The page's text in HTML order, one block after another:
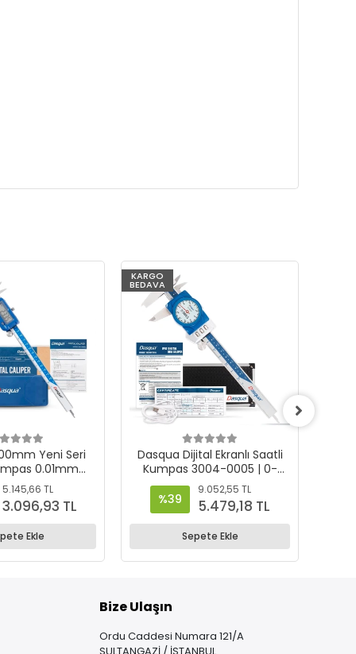
Yeni Seri
0.01mm
– 2000-2010
5.145,66 TL
3.096,93 TL
Ekle
KARGO
BEDAVA
Dasqua Dijital Ekranlı Saatli
Kumpas 3004-0005 | 0-
150mm
%39
9.052,55 TL
5.479,18 TL
Sepete Ekle
Bize Ulaşın
Ordu Caddesi Numara 121/A
SULTANGAZİ / İSTANBUL